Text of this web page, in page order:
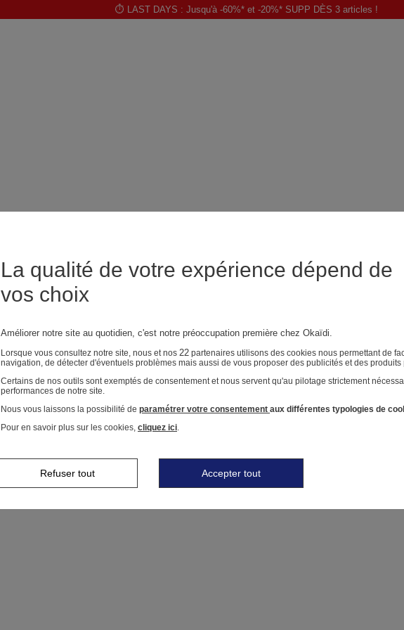
⏱️ LAST DAYS : Jusqu'à -60%* et -20%* SUPP DÈS 3 articles !
La qualité de votre expérience dépend de
vos choix
Améliorer notre site au quotidien, c'est notre préoccupation première chez Okaïdi.
Lorsque vous consultez notre site, nous et nos 22 partenaires utilisons des cookies nous permettant de
navigation, de détecter d'éventuels problèmes mais aussi de vous proposer des publicités et des
Certains de nos outils sont exemptés de consentement et nous servent qu'au pilotage strictement
performances de notre site.
Nous vous laissons la possibilité de paramétrer votre consentement aux différentes typologies de
Pour en savoir plus sur les cookies, cliquez ici.
Refuser tout Accepter tout